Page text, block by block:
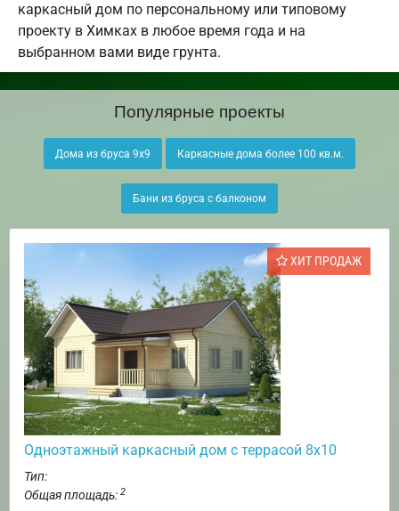
каркасный дом по персональному или типовому
проекту в Химках в любое время года и на
выбранном вами виде грунта.
Популярные проекты
Дома из бруса 9х9 Каркасные дома более 100 кв.м.
Бани из бруса с балконом
ХИТ ПРОДАЖ
Одноэтажный каркасный дом с террасой 8х10
Тип:
Общая площадь: 2